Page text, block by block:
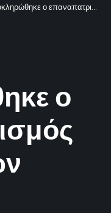
ο επαναπατρισμός 805 Κυπρίων πολιτών
ο